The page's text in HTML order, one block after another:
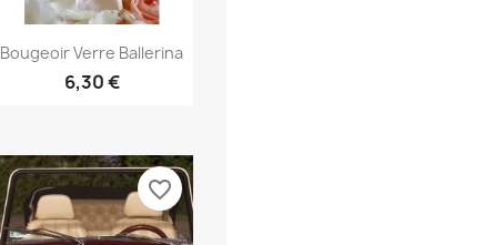
Aperçu rapide
Bougeoir Verre Ballerina
6,30 €
favorite_border